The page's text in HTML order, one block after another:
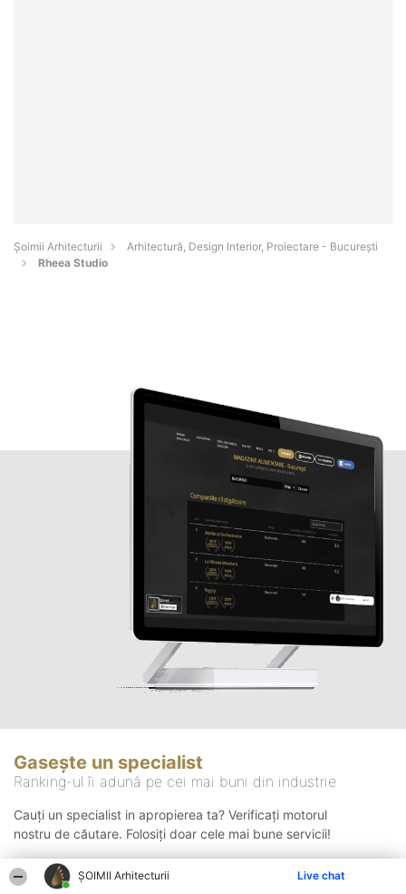
ȘOIMII Arhitecturii Live chat
Șoimii Arhitecturii
Arhitectură, Design Interior, Proiectare - Bucureşti
Rheea Studio
Gasește un specialist
Ranking-ul îi adună pe cei mai buni din industrie
Cauți un specialist in apropierea ta? Verificați motorul
nostru de căutare. Folosiți doar cele mai bune servicii!